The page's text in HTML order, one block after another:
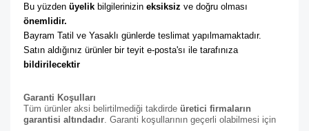
Bu yüzden üyelik bilgilerinizin eksiksiz
önemlidir.
Bayram Tatil ve Yasaklı günlerde teslimat yapılmamaktadır.
bildirilecektir
Garanti Koşulları
Tüm ürünler aksi belirtilmediği takdirde üretici firmaların
garantisi altındadır . Garanti koşullarının geçerli olabilmesi için